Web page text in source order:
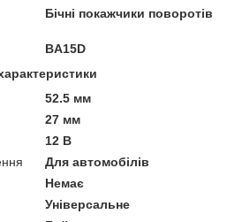
Бічні покажчики поворотів
BA15D
52.5 мм
27 мм
12 В
Для автомобілів
Немає
Універсальне